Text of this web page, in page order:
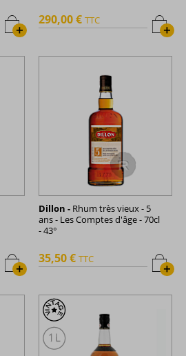
+ +
290,00 € TTC
+
Dillon - Rhum très vieux - 5
ans - Les Comptes d'âge - 70cl
- 43°
+
35,50 € TTC